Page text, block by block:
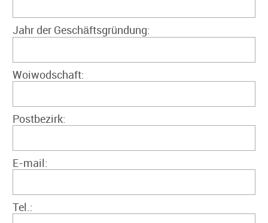
Jahr der Geschäftsgründung:
Woiwodschaft:
Postbezirk:
E-mail:
Tel.: